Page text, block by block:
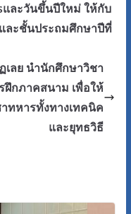
และวันขึ้นปีใหม่ ให้กับ
ละชั้นประถมศึกษาปีที่
เลย นำนักศึกษาวิชา
ฝึกภาคสนาม เพื่อให้
ทหารทั้งทางเทคนิค
และยุทธวิธี